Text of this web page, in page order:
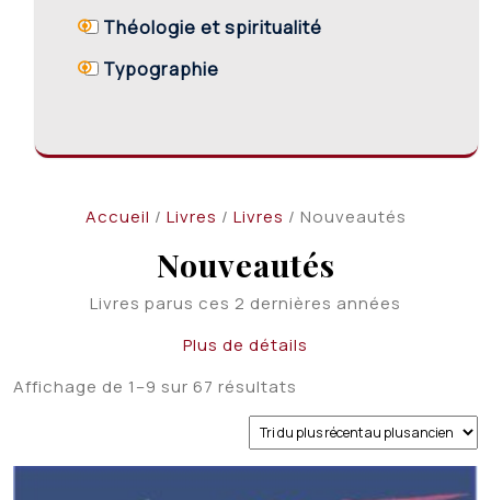
Accueil / Livres / Livres / Nouveautés
Nouveautés
Livres parus ces 2 dernières années
Plus de détails
Affichage de 1–9 sur 67 résultats
plus
Théologie et spiritualité
Typographie